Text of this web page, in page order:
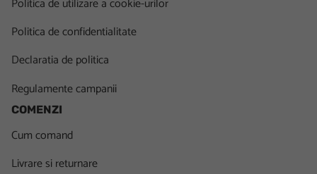
Politica de utilizare a cookie-urilor
Politica de confidentialitate
Declaratia de politica
Regulamente campanii
COMENZI
Cum comand
Livrare si returnare